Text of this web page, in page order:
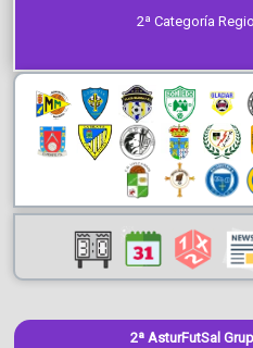
2ª Categoría
2ª AsturFutSal